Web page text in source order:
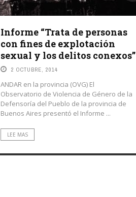
Informe “Trata de personas
con fines de explotación
sexual y los delitos conexos”
2 OCTUBRE, 2014
ANDAR en la provincia (OVG) El
Observatorio de Violencia de Género de la
Defensoría del Pueblo de la provincia de
Buenos Aires presentó el Informe ...
LEE MAS